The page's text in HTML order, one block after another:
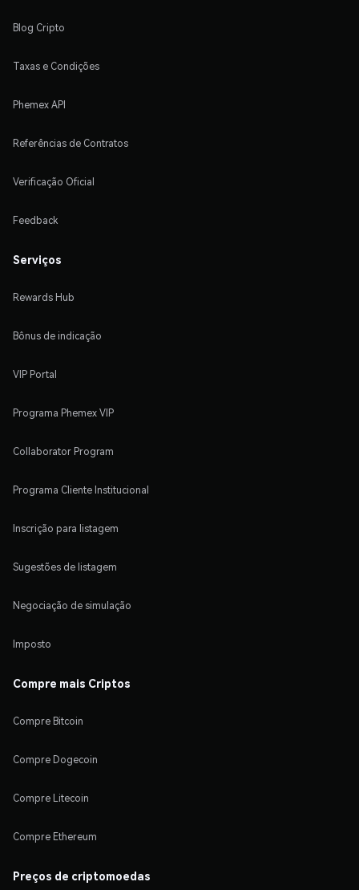
Blog Cripto
Taxas e Condições
Phemex API
Referências de Contratos
Verificação Oficial
Feedback
Serviços
Rewards Hub
Bônus de indicação
VIP Portal
Programa Phemex VIP
Collaborator Program
Programa Cliente Institucional
Inscrição para listagem
Sugestões de listagem
Negociação de simulação
Imposto
Compre mais Criptos
Compre Bitcoin
Compre Dogecoin
Compre Litecoin
Compre Ethereum
Preços de criptomoedas